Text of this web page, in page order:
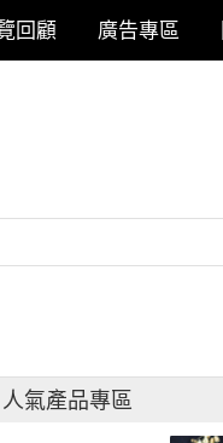
回顧 廣告專區
人氣產品專區